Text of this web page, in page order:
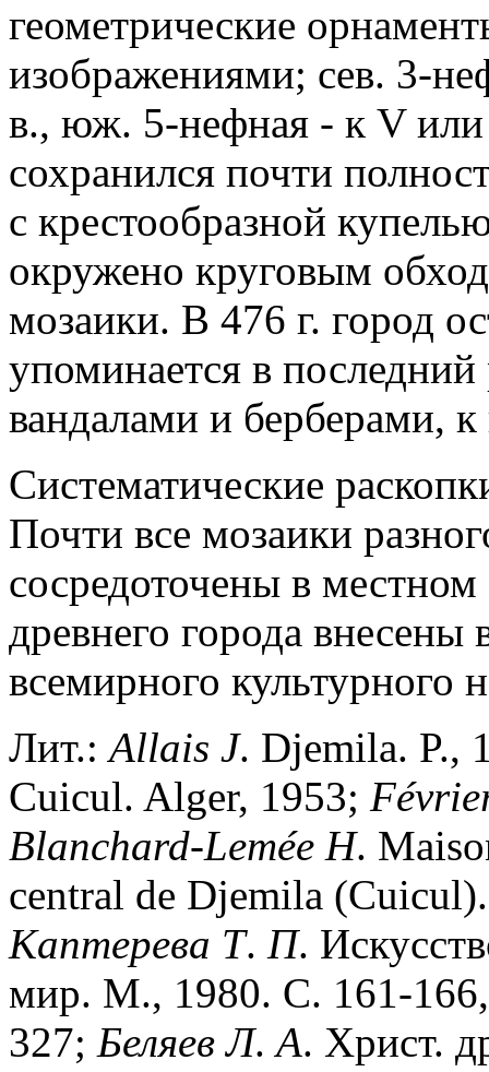
геометрические
изображениями; сев. 3-
в., юж. 5-нефная - к V
сохранился почти
с крестообразной
окружено круговым
мозаики. В 476 г. город
упоминается в последний
вандалами и берберами,
Систематические
Почти все мозаики
сосредоточены в
древнего города внесены
всемирного
Лит.:Allais J. Djemila. P.,
Cuicul. Alger, 1953; Fé
Blanchard-Lemée H.
central de Djemila
Каптерева Т. П.
мир. М., 1980. С. 161-
327; Беляев Л.А. Христ.